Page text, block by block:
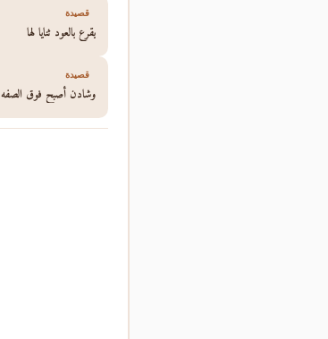
قصيدة
يقرع بالعود ثنايا لها
قصيدة
وشادن أصبح فوق الصفه